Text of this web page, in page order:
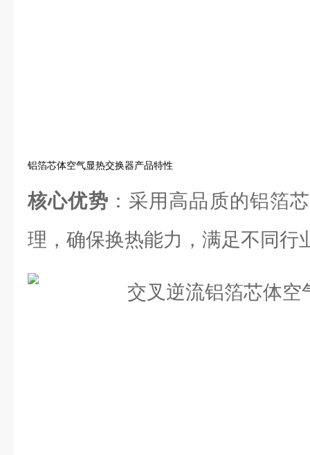
铝箔芯体空气显热交换器产品特性
核心优势 ：采用高品质的铝箔
理，确保换热能力，满足不同行